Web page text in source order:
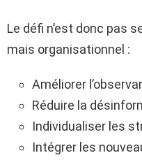
Le défi n’est donc pas
mais organisationnel :
Améliorer
Réduire la
Individualiser les
Intégrer les